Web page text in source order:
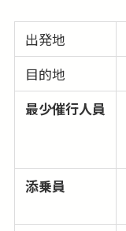
出発地
目的地
最少催行人員
添乗員